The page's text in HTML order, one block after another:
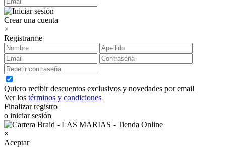
Crear una cuenta
×
Registrarme
Quiero recibir descuentos exclusivos y novedades por email
Ver los términos y condiciones
Finalizar registro
o iniciar sesión
×
Aceptar